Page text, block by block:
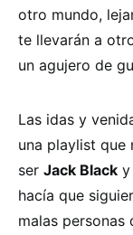
otro mundo,
te llevarán a
un agujero de
Las idas y
una playlist que
ser Jack Black y
hacía que
malas personas